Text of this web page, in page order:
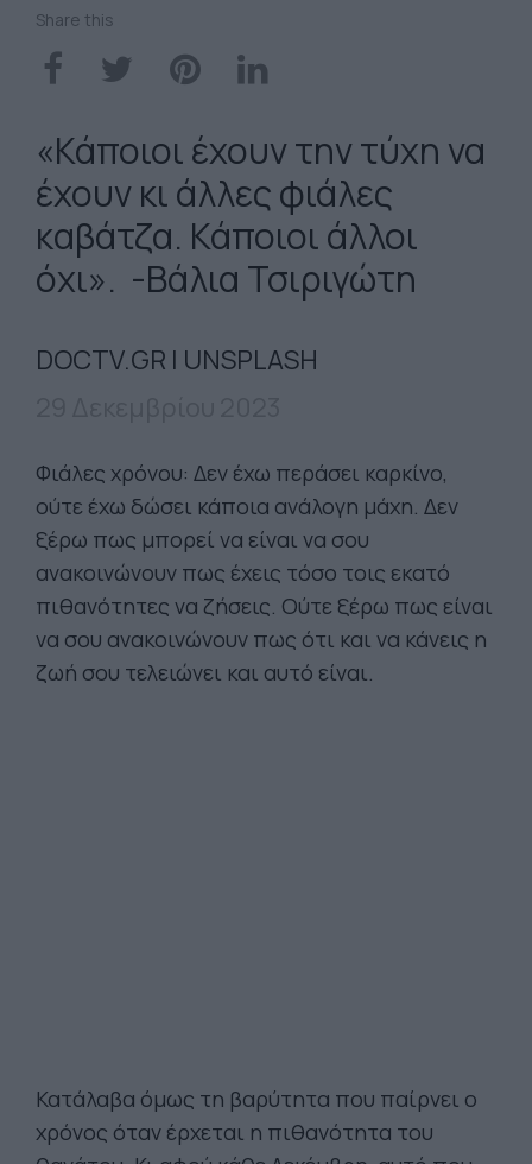
Share this
«Κάποιοι έχουν την τύχη να
έχουν κι άλλες φιάλες
καβάτζα. Κάποιοι άλλοι
όχι». -Βάλια Τσιριγώτη
DOCTV.GR | UNSPLASH
Φιάλες χρόνου: Δεν έχω περάσει καρκίνο,
ούτε έχω δώσει κάποια ανάλογη μάχη. Δεν
ξέρω πως μπορεί να είναι να σου
ανακοινώνουν πως έχεις τόσο τοις εκατό
πιθανότητες να ζήσεις. Ούτε ξέρω πως είναι
να σου ανακοινώνουν πως ότι και να κάνεις η
ζωή σου τελειώνει και αυτό είναι.
Κατάλαβα όμως τη βαρύτητα που παίρνει ο
χρόνος όταν έρχεται η πιθανότητα του